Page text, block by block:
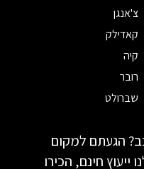
צ'אנגן
קאדילק
קיה
רובר
שברולט
הגעתם למקום
ייעוץ חינם, הכירו